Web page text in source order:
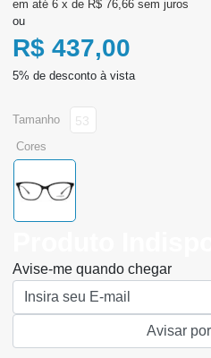
6 x de R$ 76,66 sem juros
ou
R$ 437,00
cores
tamanho 53
Avise-me quando chegar